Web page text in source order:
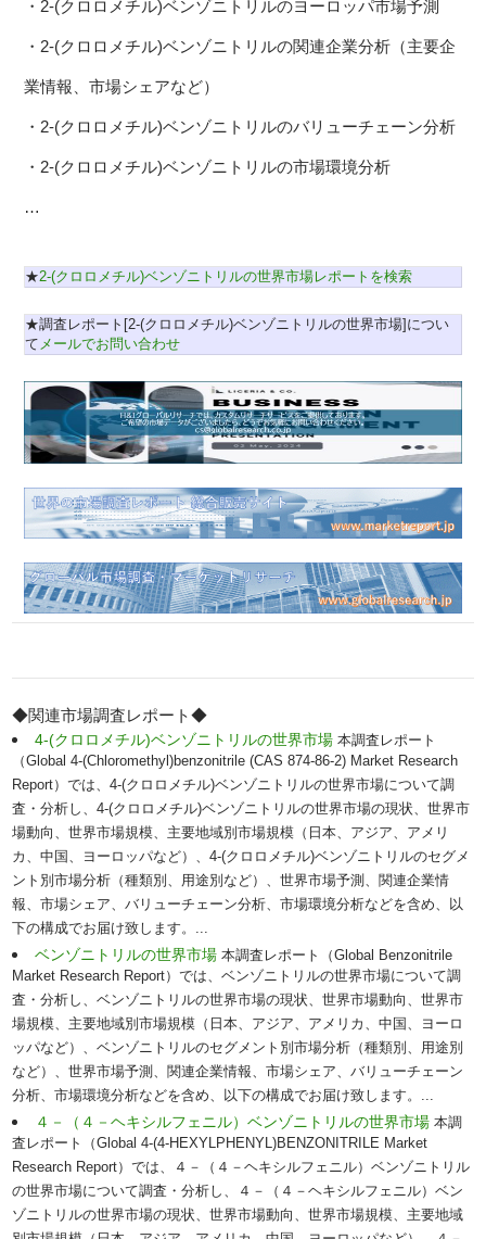
・2-(クロロメチル)ベンゾニトリルのヨーロッパ市場予測
・2-(クロロメチル)ベンゾニトリルの関連企業分析（主要企
業情報、市場シェアなど）
・2-(クロロメチル)ベンゾニトリルのバリューチェーン分析
・2-(クロロメチル)ベンゾニトリルの市場環境分析
…
★2-(クロロメチル)ベンゾニトリルの世界市場レポートを検索
★調査レポート[2-(クロロメチル)ベンゾニトリルの世界市場]につい
て メールでお問い合わせ
◆関連市場調査レポート◆
4-(クロロメチル)ベンゾニトリルの世界市場本調査レポート
（Global 4-(Chloromethyl)benzonitrile (CAS 874-86-2) Market Research
Report）では、4-(クロロメチル)ベンゾニトリルの世界市場について調
査・分析し、4-(クロロメチル)ベンゾニトリルの世界市場の現状、世界市
場動向、世界市場規模、主要地域別市場規模（日本、アジア、アメリ
カ、中国、ヨーロッパなど）、4-(クロロメチル)ベンゾニトリルのセグメ
ント別市場分析（種類別、用途別など）、世界市場予測、関連企業情
報、市場シェア、バリューチェーン分析、市場環境分析などを含め、以
下の構成でお届け致します。...
ベンゾニトリルの世界市場本調査レポート（Global Benzonitrile
Market Research Report）では、ベンゾニトリルの世界市場について調
査・分析し、ベンゾニトリルの世界市場の現状、世界市場動向、世界市
場規模、主要地域別市場規模（日本、アジア、アメリカ、中国、ヨーロ
ッパなど）、ベンゾニトリルのセグメント別市場分析（種類別、用途別
など）、世界市場予測、関連企業情報、市場シェア、バリューチェーン
分析、市場環境分析などを含め、以下の構成でお届け致します。...
４－（４－ヘキシルフェニル）ベンゾニトリルの世界市場本調
査レポート（Global 4-(4-HEXYLPHENYL)BENZONITRILE Market
Research Report）では、４－（４－ヘキシルフェニル）ベンゾニトリル
の世界市場について調査・分析し、４－（４－ヘキシルフェニル）ベン
ゾニトリルの世界市場の現状、世界市場動向、世界市場規模、主要地域